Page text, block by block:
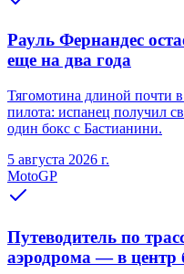
Рауль Фернандес
еще на два года
Тягомотина длиной почти в
пилота: испанец получил
один бокс с Бастианини.
5 августа 2026 г.
MotoGP
Путеводитель по
аэродрома — в центр